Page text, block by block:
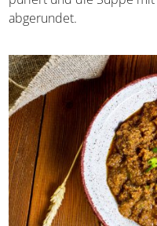
niedriger Stufe gekocht,
Brotreste werden püriert